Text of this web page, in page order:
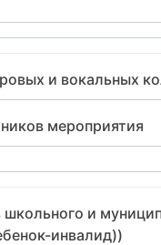
и вокальных
мероприятия
и
инвалид))